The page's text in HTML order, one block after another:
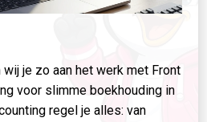
je zo aan het werk met Front
voor slimme boekhouding in
regel je alles: van